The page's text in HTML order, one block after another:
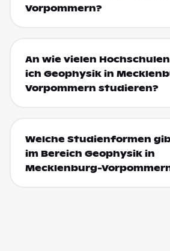
Vorpommern?
An wie vielen
ich Geophysik in
Vorpommern studieren?
Welche Studienformen
im Bereich Geophysik in
Mecklenburg-